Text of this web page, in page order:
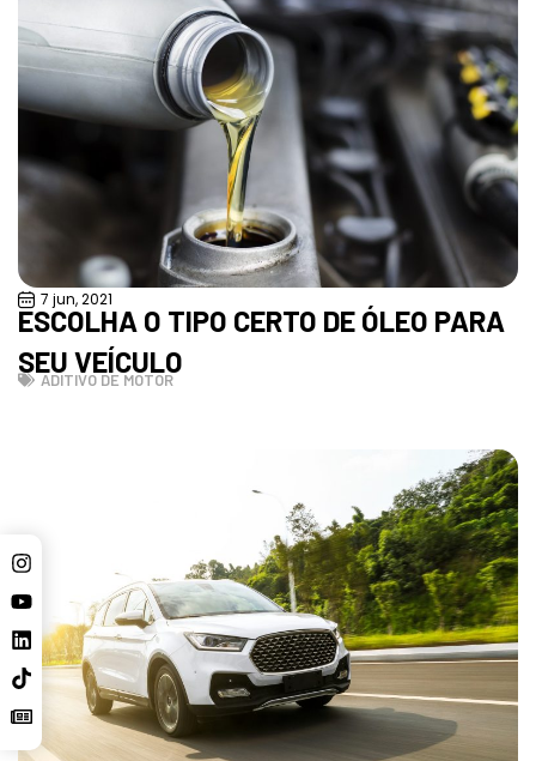
7 jun, 2021
ESCOLHA O TIPO CERTO DE ÓLEO PARA
SEU VEÍCULO
ADITIVO DE MOTOR